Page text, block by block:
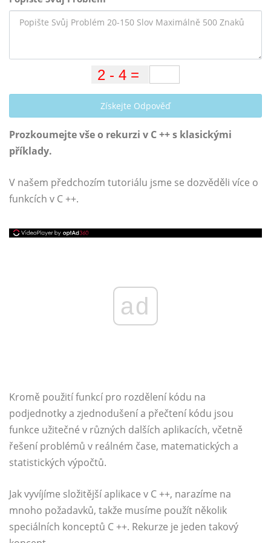
Získejte Odpověď
Prozkoumejte vše o rekurzi v C ++ s klasickými
příklady.
V našem předchozím tutoriálu jsme se dozvěděli více o
funkcích v C ++.
ad
Kromě použití funkcí pro rozdělení kódu na
podjednotky a zjednodušení a přečtení kódu jsou
funkce užitečné v různých dalších aplikacích, včetně
řešení problémů v reálném čase, matematických a
statistických výpočtů.
Jak vyvíjíme složitější aplikace v C ++, narazíme na
mnoho požadavků, takže musíme použít několik
speciálních konceptů C ++. Rekurze je jeden takový